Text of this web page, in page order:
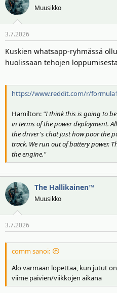
Muusikko
3.7.2026
Kuskien whatsapp-ryhmässä
huolissaan tehojen
https://www.reddit.com/r/
Hamilton: "I think this is going to
in terms of the power deployment.
the driver's chat just how poor the
track. We run out of battery power.
the engine."
The Hallikainen™
Muusikko
3.7.2026
comm sanoi:
Alo varmaan lopettaa, kun jutut
viime päivien/viikkojen aikana